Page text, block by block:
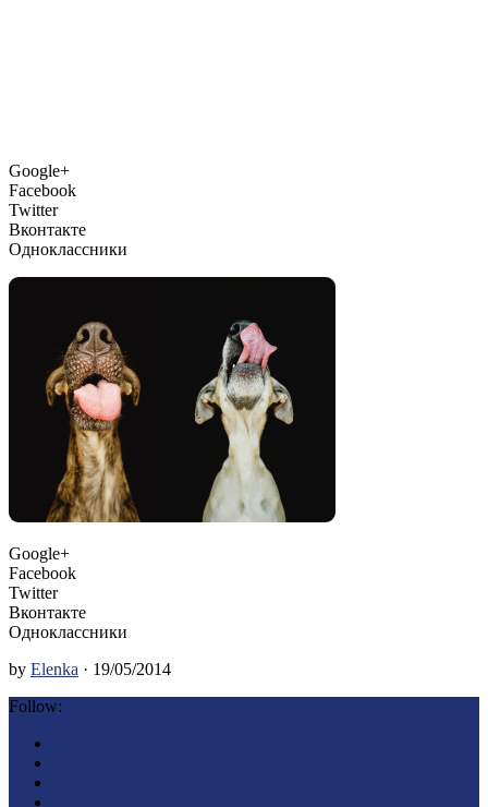
Google+
Facebook
Twitter
Вконтакте
Одноклассники
Google+
Facebook
Twitter
Вконтакте
Одноклассники
by Elenka · 19/05/2014
Follow: